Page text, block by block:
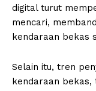
digital turut
mencari,
kendaraan bekas
Selain itu, tren
kendaraan bekas,